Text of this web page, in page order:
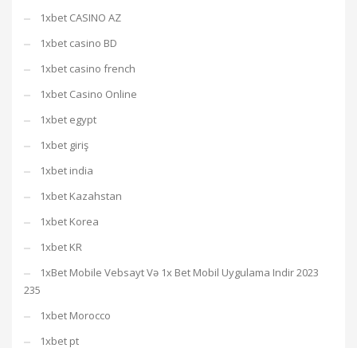
1xbet CASINO AZ
1xbet casino BD
1xbet casino french
1xbet Casino Online
1xbet egypt
1xbet giriş
1xbet india
1xbet Kazahstan
1xbet Korea
1xbet KR
1xBet Mobile Vebsayt Və 1x Bet Mobil Uygulama Indir 2023
235
1xbet Morocco
1xbet pt